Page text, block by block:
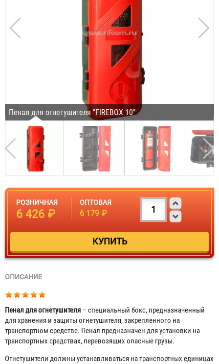
Пенал для огнетушителя "FIREBOX 10"
РОЗНИЧНАЯ
6 426 ₽
ОПТОВАЯ
6 179 ₽
ОПИСАНИЕ
Пенал для огнетушителя – специальный бокс, предназначенный
для хранения и защиты огнетушителя, закрепленного на
транспортном средстве. Пенал предназначен для установки на
транспортных средствах, перевозящих опасные грузы.
Огнетушители должны устанавливаться на транспортных единицах